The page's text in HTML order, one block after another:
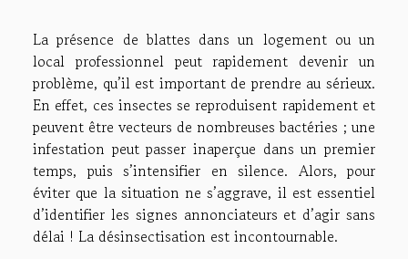
La présence de blattes dans un logement ou un
local professionnel peut rapidement devenir un
problème, qu’il est important de prendre au sérieux.
En effet, ces insectes se reproduisent rapidement et
peuvent être vecteurs de nombreuses bactéries ; une
infestation peut passer inaperçue dans un premier
temps, puis s’intensifier en silence. Alors, pour
éviter que la situation ne s’aggrave, il est essentiel
d’identifier les signes annonciateurs et d’agir sans
délai ! La désinsectisation est incontournable.